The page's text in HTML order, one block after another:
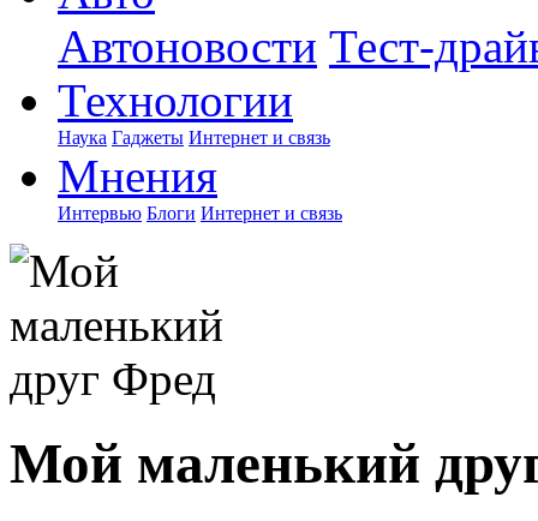
Автоновости Тест-
Технологии
Наука Гаджеты Интернет и связь
Мнения
Интервью Блоги Интернет и связь
Мой маленький